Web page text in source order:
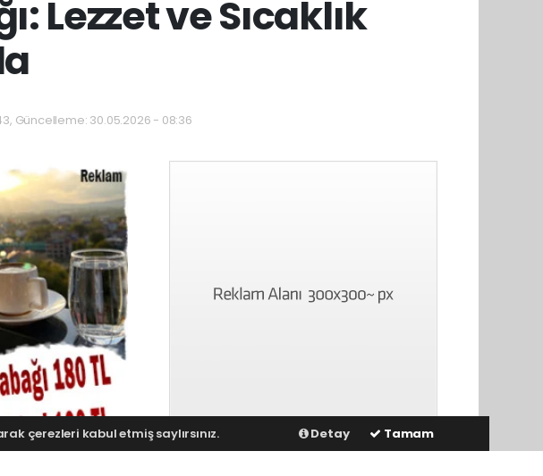
Lezzet ve Sıcaklık
Güncelleme: 30.05.2026 - 08:36
İlginizi Çekebilir
çerezleri kabul etmiş saylırsınız. Detay Tamam